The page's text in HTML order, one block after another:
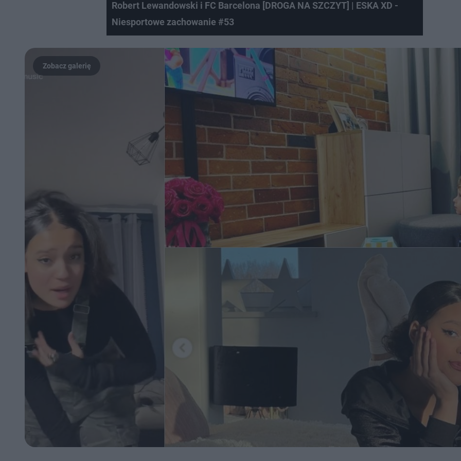
Robert Lewandowski i FC Barcelona [DROGA NA SZCZYT] | ESKA XD -
Niesportowe zachowanie #53